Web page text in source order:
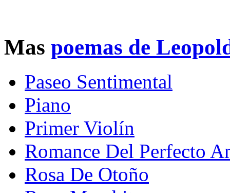
Mas poemas de
Paseo Sentimental
Piano
Primer Violín
Romance Del Perfecto
Rosa De Otoño